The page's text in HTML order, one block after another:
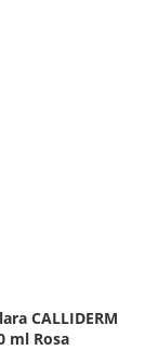
CALLIDERM
ml Rosa